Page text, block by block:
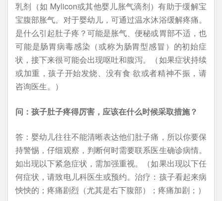
乳剂（如 Mylicon或其他婴儿胀气滴剂）有助于缓解宝
宝腹部胀气。对于婴幼儿，可通过温水沐浴缓解疼痛。
是什么引起肚子疼？可能是胀气、便秘或胃部不适，也
可能是肠胃病毒感染（或称为肠胃型感冒）的初始症
状，接下来很可能会出现呕吐和腹泻。（如果症状持续
或加重，孩子开始发烧、没有食 欲或者精神不振，请
咨询医生。）
问：孩子肚子疼得厉害，应该在什么时候采取措施？
答：婴幼儿往往不能清晰表达他们肚子痛，所以你要保
持警惕，仔细观察，判断何时需要联系医生确诊病情。
如出现以下紧急症状，需加强重视。（如果出现以下任
何症状，请致电儿科医生或预约。治疗：孩子看起来病
怏怏的；疼痛剧烈（尤其是右下腹部）；疼痛加剧；）